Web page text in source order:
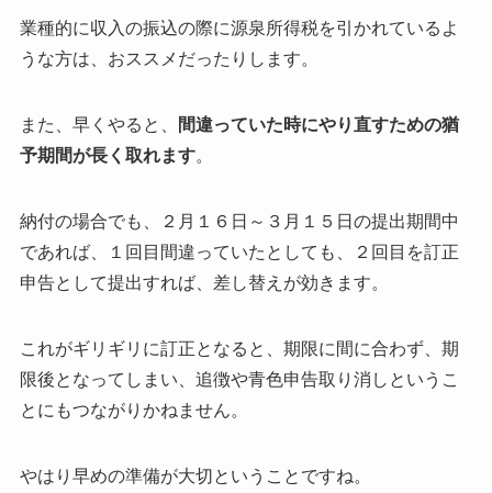
業種的に収入の振込の際に源泉所得税を引かれているよ
うな方は、おススメだったりします。
また、早くやると、
間違っていた時にやり直すための猶
予期間が長く取れます。
納付の場合でも、２月１６日～３月１５日の提出期間中
であれば、１回目間違っていたとしても、２回目を訂正
申告として提出すれば、差し替えが効きます。
これがギリギリに訂正となると、期限に間に合わず、期
限後となってしまい、追徴や青色申告取り消しというこ
とにもつながりかねません。
やはり早めの準備が大切ということですね。